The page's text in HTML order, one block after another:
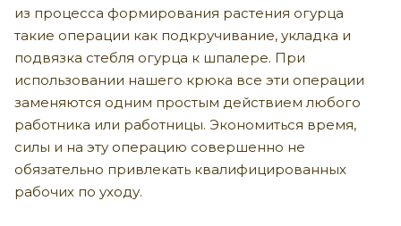
из процесса формирования растения огурца
такие операции как подкручивание, укладка и
подвязка стебля огурца к шпалере. При
использовании нашего крюка все эти операции
заменяются одним простым действием любого
работника или работницы. Экономиться время,
силы и на эту операцию совершенно не
обязательно привлекать квалифицированных
рабочих по уходу.